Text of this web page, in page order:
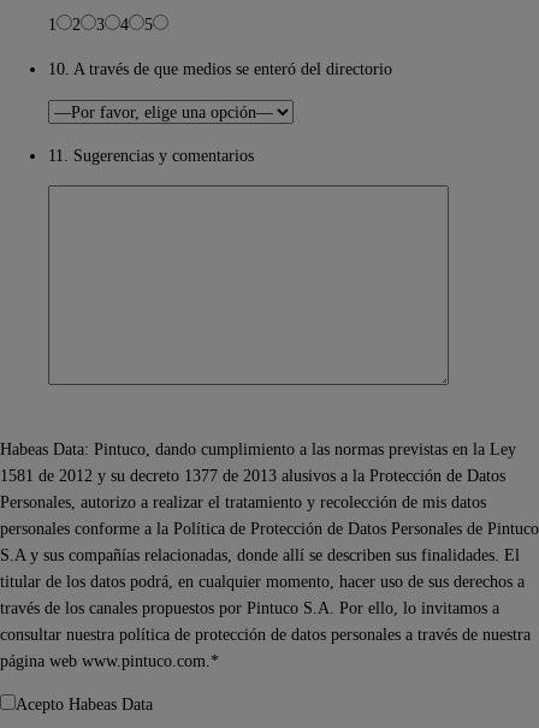
1 2 3 4 5
10. A través de que medios se enteró del directorio
11. Sugerencias y comentarios
Habeas Data: Pintuco, dando cumplimiento a las normas previstas en la Ley
1581 de 2012 y su decreto 1377 de 2013 alusivos a la Protección de Datos
Personales, autorizo a realizar el tratamiento y recolección de mis datos
personales conforme a la Política de Protección de Datos Personales de Pintuco
S.A y sus compañías relacionadas, donde allí se describen sus finalidades. El
titular de los datos podrá, en cualquier momento, hacer uso de sus derechos a
través de los canales propuestos por Pintuco S.A. Por ello, lo invitamos a
consultar nuestra política de protección de datos personales a través de nuestra
página web www.pintuco.com.*
Acepto Habeas Data